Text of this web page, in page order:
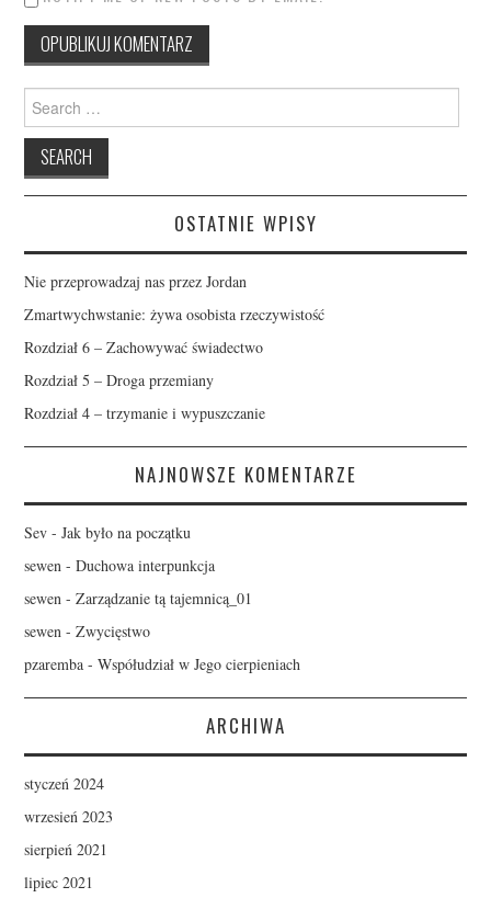
Search
for:
OSTATNIE WPISY
Nie przeprowadzaj nas przez Jordan
Zmartwychwstanie: żywa osobista rzeczywistość
Rozdział 6 – Zachowywać świadectwo
Rozdział 5 – Droga przemiany
Rozdział 4 – trzymanie i wypuszczanie
NAJNOWSZE KOMENTARZE
Sev -Jak było na początku
sewen -Duchowa interpunkcja
sewen -Zarządzanie tą tajemnicą_01
sewen -Zwycięstwo
pzaremba -Współudział w Jego cierpieniach
ARCHIWA
styczeń 2024
wrzesień 2023
sierpień 2021
lipiec 2021